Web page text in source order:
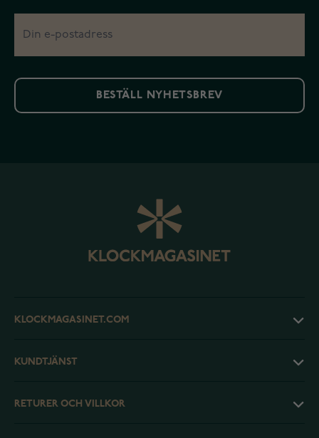
BESTÄLL NYHETSBREV
KLOCKMAGASINET.COM
KUNDTJÄNST
RETURER OCH VILLKOR